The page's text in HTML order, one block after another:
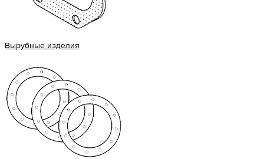
Вырубные изделия